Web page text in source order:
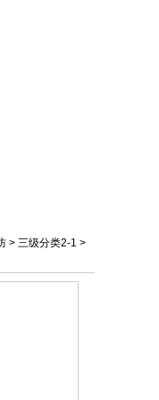
> 三级分类2-1 >